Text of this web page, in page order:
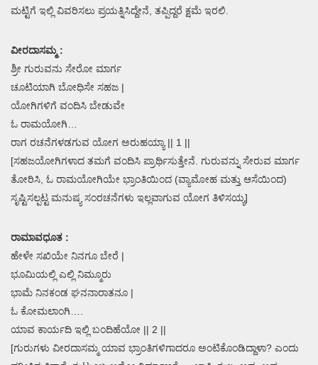
ಮಟ್ಟಿಗೆ ಇಲ್ಲಿ ವಿವರಿಸಲು ಪ್ರಯತ್ನಿಸಿದ್ದೇನೆ, ತಪ್ಪಿದ್ದರೆ ಕ್ಷಮೆ ಇರಲಿ.
ವೀರದಾಸಮ್ಮ :
ಶ್ರೀ ಗುರುವನು ಸೇರೋ ಮಾರ್ಗ
ಚೂಟಿಯಾಗಿ ಬೋಧಿಸೇ ಸಹಜ |
ಯೋಗಿಗಳಿಗೆ ವಂದಿಸಿ ಬೇಡುವೇ
ಓ ರಾಮಯೋಗಿ…
ರಾಗ ರಚನೆಗಳಡಗುವ ಯೋಗ ಅರುಹಯ್ಯಾ || 1 ||
[ಸಹಜಯೋಗಿಗಳಾದ ತಮಗೆ ವಂದಿಸಿ ಪ್ರಾರ್ಥಿಸುತ್ತೇನೆ. ಗುರುವನ್ನು ಸೇರುವ ಮಾರ್ಗ
ತೋರಿಸಿ, ಓ ರಾಮಯೋಗಿಯೇ ಭ್ರಾಂತಿಯಿಂದ (ವ್ಯಾಮೋಹ ಮತ್ತು ಆಸೆಯಿಂದ)
ಸೃಷ್ಟಿಸಲ್ಪಟ್ಟ ಮನುಷ್ಯ ಸಂರಚನೆಗಳು ಇಲ್ಲವಾಗುವ ಯೋಗ ತಿಳಿಸಯ್ಯ]
ರಾಮಾವಧೂತ :
ಹೇಳೇ ಸಖಿಯೇ ನಿನಗೂ ಬೇರೆ |
ಭೂಮಿಯಲ್ಲಿ ಎಲ್ಲಿ ನಿಮ್ಮೂರು
ಭಾಮೆ ನಿನಕಂಡ ಘನನಾರಾತನೂ |
ಓ ಕೋಮಲಾಂಗಿ….
ಯಾವ ಕಾರ್ಯದಿ ಇಲ್ಲಿ ಬಂದಿಹೆಯೋ || 2 ||
[ಗುರುಗಳು ವೀರದಾಸಮ್ಮ ಯಾವ ಭ್ರಾಂತಿಗಳಿಗಾದರೂ ಅಂಟಿಕೊಂಡಿದ್ದಾಳಾ? ಎಂದು